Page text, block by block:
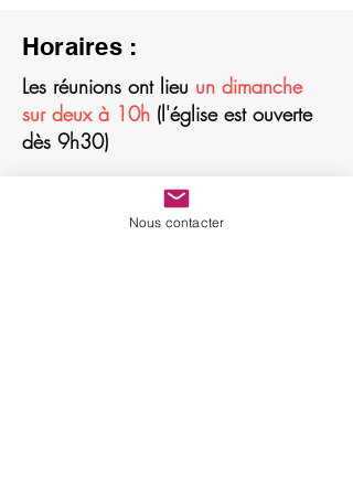
Horaires :
Les réunions ont lieu un dimanche
sur deux à 10h (l'église est ouverte
dès 9h30)
Prochains cultes :
Nous contacter